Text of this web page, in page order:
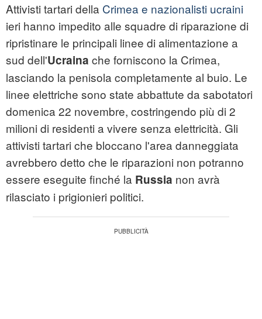
Attivisti tartari della Crimea e nazionalisti ucraini
ieri hanno impedito alle squadre di riparazione di
ripristinare le principali linee di alimentazione a
sud dell'Ucraina che forniscono la Crimea,
lasciando la penisola completamente al buio. Le
linee elettriche sono state abbattute da sabotatori
domenica 22 novembre, costringendo più di 2
milioni di residenti a vivere senza elettricità. Gli
attivisti tartari che bloccano l'area danneggiata
avrebbero detto che le riparazioni non potranno
essere eseguite finché la Russia non avrà
rilasciato i prigionieri politici.